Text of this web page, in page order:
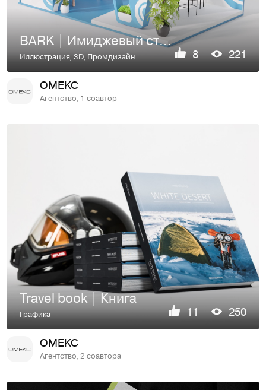
BARK | Имиджевый стенд
Иллюстрация,3D,Промдизайн 8 221
OMEKC
Агентство, 1 соавтор
Travel book | Книга
Графика 11 250
OMEKC
Агентство, 2 соавтора